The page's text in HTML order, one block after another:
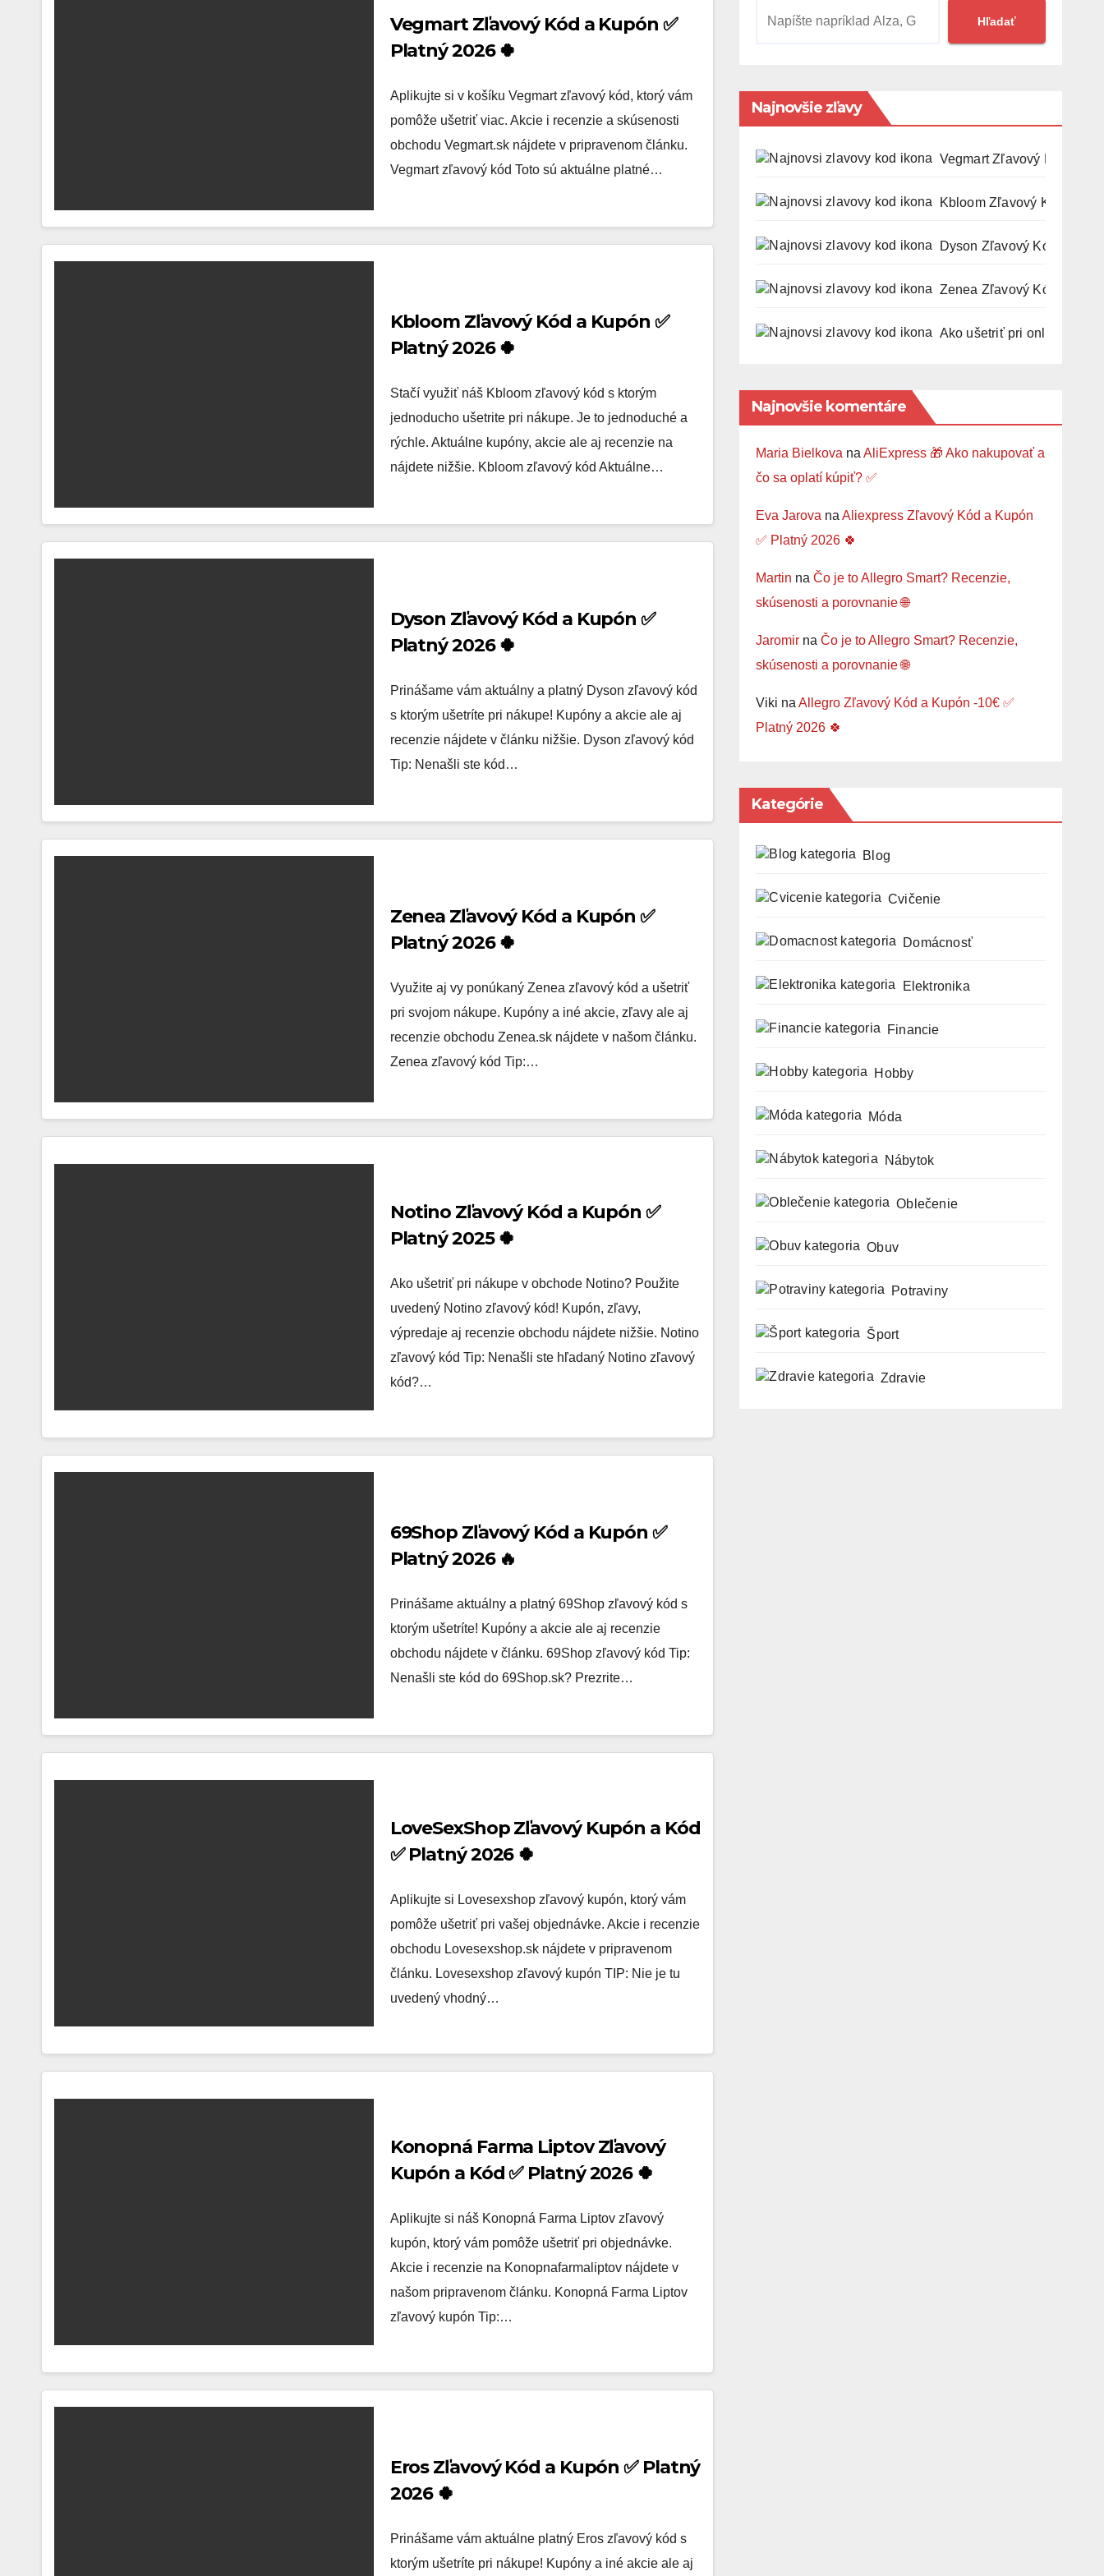
Vegmart Zľavový Kód a Kupón ✅
Platný 2026 🍀
Aplikujte si v košíku Vegmart zľavový kód, ktorý vám
pomôže ušetriť viac. Akcie i recenzie a skúsenosti
obchodu Vegmart.sk nájdete v pripravenom článku.
Vegmart zľavový kód Toto sú aktuálne platné…
Kbloom Zľavový Kód a Kupón ✅
Platný 2026 🍀
Stačí využiť náš Kbloom zľavový kód s ktorým
jednoducho ušetrite pri nákupe. Je to jednoduché a
rýchle. Aktuálne kupóny, akcie ale aj recenzie na
nájdete nižšie. Kbloom zľavový kód Aktuálne…
Dyson Zľavový Kód a Kupón ✅
Platný 2026 🍀
Prinášame vám aktuálny a platný Dyson zľavový kód
s ktorým ušetríte pri nákupe! Kupóny a akcie ale aj
recenzie nájdete v článku nižšie. Dyson zľavový kód
Tip: Nenašli ste kód…
Zenea Zľavový Kód a Kupón ✅
Platný 2026 🍀
Využite aj vy ponúkaný Zenea zľavový kód a ušetriť
pri svojom nákupe. Kupóny a iné akcie, zľavy ale aj
recenzie obchodu Zenea.sk nájdete v našom článku.
Zenea zľavový kód Tip:…
Notino Zľavový Kód a Kupón ✅
Platný 2025 🍀
Ako ušetriť pri nákupe v obchode Notino? Použite
uvedený Notino zľavový kód! Kupón, zľavy,
výpredaje aj recenzie obchodu nájdete nižšie. Notino
zľavový kód Tip: Nenašli ste hľadaný Notino zľavový
kód?…
69Shop Zľavový Kód a Kupón ✅
Platný 2026 🔥
Prinášame aktuálny a platný 69Shop zľavový kód s
ktorým ušetríte! Kupóny a akcie ale aj recenzie
obchodu nájdete v článku. 69Shop zľavový kód Tip:
Nenašli ste kód do 69Shop.sk? Prezrite…
LoveSexShop Zľavový Kupón a Kód
✅ Platný 2026 🍀
Aplikujte si Lovesexshop zľavový kupón, ktorý vám
pomôže ušetriť pri vašej objednávke. Akcie i recenzie
obchodu Lovesexshop.sk nájdete v pripravenom
článku. Lovesexshop zľavový kupón TIP: Nie je tu
uvedený vhodný…
Konopná Farma Liptov Zľavový
Kupón a Kód ✅ Platný 2026 🍀
Aplikujte si náš Konopná Farma Liptov zľavový
kupón, ktorý vám pomôže ušetriť pri objednávke.
Akcie i recenzie na Konopnafarmaliptov nájdete v
našom pripravenom článku. Konopná Farma Liptov
zľavový kupón Tip:…
Eros Zľavový Kód a Kupón ✅ Platný
2026 🍀
Prinášame vám aktuálne platný Eros zľavový kód s
ktorým ušetríte pri nákupe! Kupóny a iné akcie ale aj
Hľadať
Najnovšie zľavy
Vegmart Zľavový Kód a
Kbloom Zľavový Kód a
Dyson Zľavový Kód a
Zenea Zľavový Kód a
Ako ušetriť pri online
Najnovšie komentáre
Maria Bielkova naAliExpress 🎁 Ako nakupovať a
čo sa oplatí kúpiť? ✅
Eva Jarova naAliexpress Zľavový Kód a Kupón
✅ Platný 2026 🍀
Martin naČo je to Allegro Smart? Recenzie,
skúsenosti a porovnanie 🌐
Jaromir naČo je to Allegro Smart? Recenzie,
skúsenosti a porovnanie 🌐
Viki naAllegro Zľavový Kód a Kupón -10€ ✅
Platný 2026 🍀
Kategórie
Blog
Cvičenie
Domácnosť
Elektronika
Financie
Hobby
Móda
Nábytok
Oblečenie
Obuv
Potraviny
Šport
Zdravie